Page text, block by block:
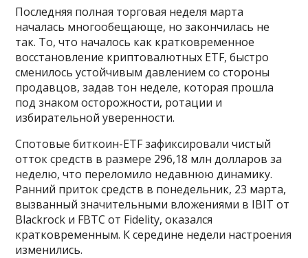
Последняя полная торговая неделя марта
началась многообещающе, но закончилась не
так. То, что началось как кратковременное
восстановление криптовалютных ETF, быстро
сменилось устойчивым давлением со стороны
продавцов, задав тон неделе, которая прошла
под знаком осторожности, ротации и
избирательной уверенности.
Спотовые биткоин-ETF зафиксировали чистый
отток средств в размере 296,18 млн долларов за
неделю, что переломило недавнюю динамику.
Ранний приток средств в понедельник, 23 марта,
вызванный значительными вложениями в IBIT от
Blackrock и FBTC от Fidelity, оказался
кратковременным. К середине недели настроения
изменились.